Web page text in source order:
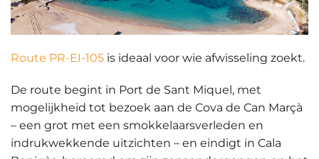
Route PR-EI-105 is ideaal voor wie afwisseling zoekt.
De route begint in Port de Sant Miquel, met
mogelijkheid tot bezoek aan de Cova de Can Marçà
– een grot met een smokkelaarsverleden en
indrukwekkende uitzichten – en eindigt in Cala